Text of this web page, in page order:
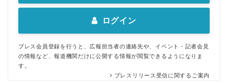
ログイン
プレス会員登録を行うと、広報担当者の連絡先や、イベント・記者会見
の情報など、報道機関だけに公開する情報が閲覧できるようになりま
す。
プレスリリース受信に関するご案内